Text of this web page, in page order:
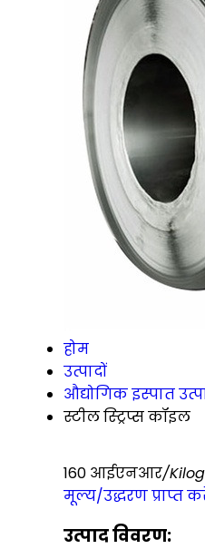
होम
उत्पादों
औद्योगिक इस्पात
स्टील स्ट्रिप्स कॉइल
160 आईएनआर/
मूल्य/उद्धरण प्राप्त
उत्पाद विवरण: